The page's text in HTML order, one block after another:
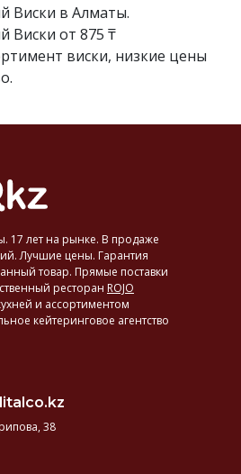
Виски в Алматы.
Виски от 875 ₸
виски, низкие цены
17 лет на рынке. В продаже
Лучшие цены. Гарантия
товар. Прямые поставки
ресторан ROJO
и ассортиментом
кейтеринговое агентство
38